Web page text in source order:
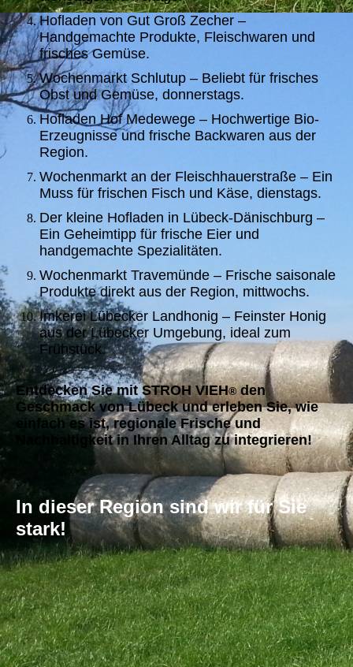
Hofladen von Gut Groß Zecher –
Handgemachte Produkte, Fleischwaren und
frisches Gemüse.
Wochenmarkt Schlutup – Beliebt für frisches
Obst und Gemüse, donnerstags.
Hofladen Hof Medewege – Hochwertige Bio-
Erzeugnisse und frische Backwaren aus der
Region.
Wochenmarkt an der Fleischhauerstraße – Ein
Muss für frischen Fisch und Käse, dienstags.
Der kleine Hofladen in Lübeck-Dänischburg –
Ein Geheimtipp für frische Eier und
handgemachte Spezialitäten.
Wochenmarkt Travemünde – Frische saisonale
Produkte direkt aus der Region, mittwochs.
Imkerei Lübecker Landhonig – Feinster Honig
aus der Lübecker Umgebung, ideal zum
Frühstück.
Entdecken Sie mit STROH VIEH®den
Geschmack von Lübeck und erleben Sie, wie
einfach es ist, regionale Frische und
Nachhaltigkeit in Ihren Alltag zu integrieren!
In dieser Region sind wir für Sie
stark!